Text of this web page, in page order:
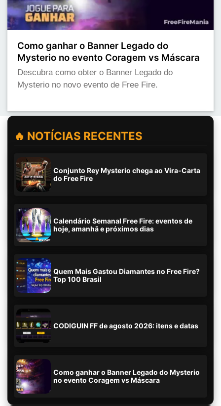
Como ganhar o Banner Legado do
Mysterio no evento Coragem vs Máscara
Descubra como obter o Banner Legado do
Mysterio no novo evento de Free Fire.
🔥 NOTÍCIAS RECENTES
Conjunto Rey Mysterio chega ao Vira-Carta
do Free Fire
Calendário Semanal Free Fire: eventos de
hoje, amanhã e próximos dias
Quem Mais Gastou Diamantes no Free Fire?
Top 100 Brasil
CODIGUIN FF de agosto 2026: itens e datas
Como ganhar o Banner Legado do Mysterio
no evento Coragem vs Máscara